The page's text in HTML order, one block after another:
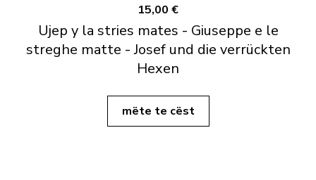
15,00 €
Ujep y la stries mates - Giuseppe e le
streghe matte - Josef und die verrückten
Hexen
mëte te cëst